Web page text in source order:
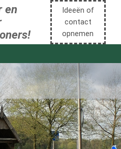
en
Ideeën of
contact
opnemen